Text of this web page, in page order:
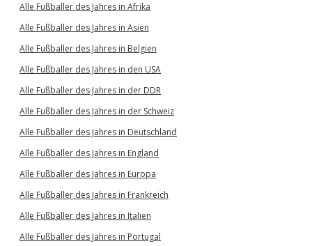
Alle Fußballer des Jahres in Afrika
Alle Fußballer des Jahres in Asien
Alle Fußballer des Jahres in Belgien
Alle Fußballer des Jahres in den USA
Alle Fußballer des Jahres in der DDR
Alle Fußballer des Jahres in der Schweiz
Alle Fußballer des Jahres in Deutschland
Alle Fußballer des Jahres in England
Alle Fußballer des Jahres in Europa
Alle Fußballer des Jahres in Frankreich
Alle Fußballer des Jahres in Italien
Alle Fußballer des Jahres in Portugal